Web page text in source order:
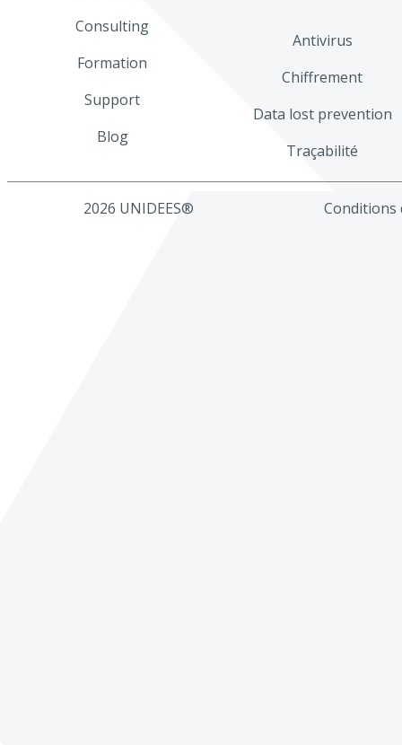
Consulting
Formation
Support
Blog
Antivirus
Chiffrement
Data lost prevention
Traçabilité
2026 UNIDEES® Conditions